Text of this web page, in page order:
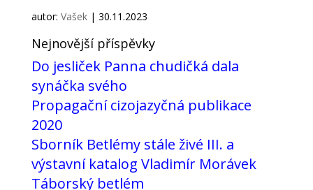
autor: Vašek| 30.11.2023
Nejnovější příspěvky
Do jesliček Panna chudičká dala
synáčka svého
Propagační cizojazyčná publikace
2020
Sborník Betlémy stále živé III. a
výstavní katalog Vladimír Morávek
Táborský betlém